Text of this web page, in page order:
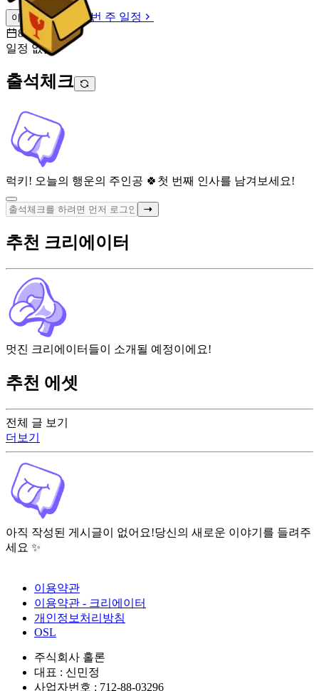
이번 주 일정
이번 주 일정
8월 7일 [금]
일정 없음
출석체크
럭키! 오늘의 행운의 주인공 🍀 첫 번째 인사를 남겨보세요!
전체 글 보기
더보기
아직 작성된 게시글이 없어요!당신의 새로운 이야기를 들려주
세요 ✨
추천 크리에이터
멋진 크리에이터들이 소개될 예정이에요!
추천 에셋
이용약관
이용약관 - 크리에이터
개인정보처리방침
OSL
주식회사 홀론
대표 : 신민정
사업자번호 : 712-88-03296